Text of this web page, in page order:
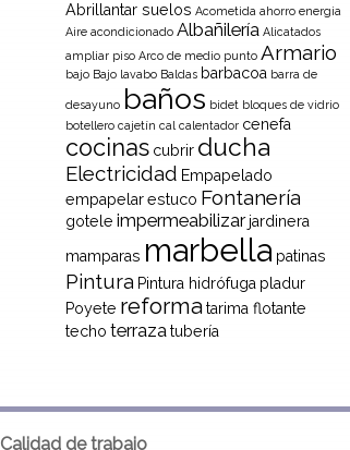
Abrillantar suelos Acometida ahorro energia
Aire acondicionado Albañilería Alicatados
ampliar piso Arco de medio punto Armario
bajo Bajo lavabo Baldas barbacoa barra de
desayuno baños bidet bloques de vidrio
botellero cajetín cal calentador cenefa
cocinas cubrir ducha
Electricidad Empapelado
empapelarestuco Fontanería
gotele impermeabilizar jardinera
mamparas marbella patinas
Pintura Pintura hidrófuga pladur
Poyete reformatarima flotante
techo terrazatubería
Calidad de trabajo